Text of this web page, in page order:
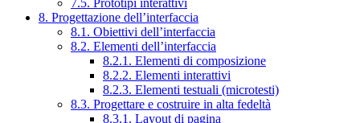
8. Progettazione dell’interfaccia
8.1. Obiettivi dell’interfaccia
8.2. Elementi dell’interfaccia
8.2.1. Elementi di composizione
8.2.2. Elementi interattivi
8.2.3. Elementi testuali (microtesti)
8.3. Progettare e costruire in alta fedeltà
8.3.1. Layout di pagina